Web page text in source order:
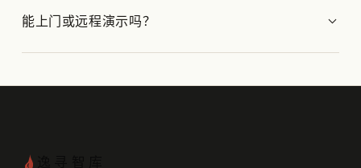
能上门或远程演示吗？